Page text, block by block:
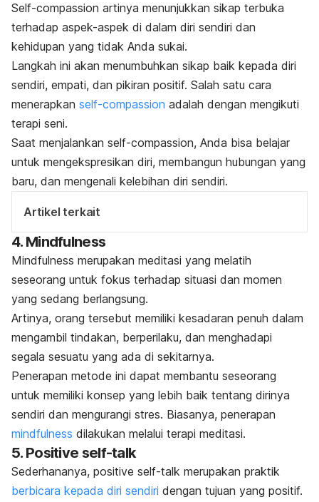
Self-compassion artinya menunjukkan sikap terbuka
terhadap aspek-aspek di dalam diri sendiri dan
kehidupan yang tidak Anda sukai.
Langkah ini akan menumbuhkan sikap baik kepada diri
sendiri, empati, dan pikiran positif. Salah satu cara
menerapkan self-compassion adalah dengan mengikuti
terapi seni.
Saat menjalankan self-compassion, Anda bisa belajar
untuk mengekspresikan diri, membangun hubungan yang
baru, dan mengenali kelebihan diri sendiri.
Artikel terkait
4. Mindfulness
Mindfulness merupakan meditasi yang melatih
seseorang untuk fokus terhadap situasi dan momen
yang sedang berlangsung.
Artinya, orang tersebut memiliki kesadaran penuh dalam
mengambil tindakan, berperilaku, dan menghadapi
segala sesuatu yang ada di sekitarnya.
Penerapan metode ini dapat membantu seseorang
untuk memiliki konsep yang lebih baik tentang dirinya
sendiri dan mengurangi stres. Biasanya, penerapan
mindfulness dilakukan melalui terapi meditasi.
5. Positive self-talk
Sederhananya, positive self-talk merupakan praktik
berbicara kepada diri sendiri dengan tujuan yang positif.